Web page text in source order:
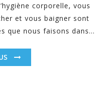
corporelle, vous
et vous baigner sont
que nous faisons dans...